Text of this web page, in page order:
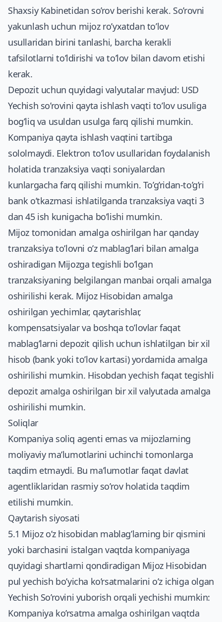
Shaxsiy Kabinetidan so’rov berishi kerak. So’rovni
yakunlash uchun mijoz ro’yxatdan to’lov
usullaridan birini tanlashi, barcha kerakli
tafsilotlarni to’ldirishi va to’lov bilan davom etishi
kerak.
Depozit uchun quyidagi valyutalar mavjud: USD
Yechish so’rovini qayta ishlash vaqti to’lov usuliga
bog’liq va usuldan usulga farq qilishi mumkin.
Kompaniya qayta ishlash vaqtini tartibga
sololmaydi. Elektron to’lov usullaridan foydalanish
holatida tranzaksiya vaqti soniyalardan
kunlargacha farq qilishi mumkin. To’g’ridan-to’g’ri
bank o’tkazmasi ishlatilganda tranzaksiya vaqti 3
dan 45 ish kunigacha bo’lishi mumkin.
Mijoz tomonidan amalga oshirilgan har qanday
tranzaksiya to’lovni o’z mablag’lari bilan amalga
oshiradigan Mijozga tegishli bo’lgan
tranzaksiyaning belgilangan manbai orqali amalga
oshirilishi kerak. Mijoz Hisobidan amalga
oshirilgan yechimlar, qaytarishlar,
kompensatsiyalar va boshqa to’lovlar faqat
mablag’larni depozit qilish uchun ishlatilgan bir xil
hisob (bank yoki to’lov kartasi) yordamida amalga
oshirilishi mumkin. Hisobdan yechish faqat tegishli
depozit amalga oshirilgan bir xil valyutada amalga
oshirilishi mumkin.
Soliqlar
Kompaniya soliq agenti emas va mijozlarning
moliyaviy ma’lumotlarini uchinchi tomonlarga
taqdim etmaydi. Bu ma’lumotlar faqat davlat
agentliklaridan rasmiy so’rov holatida taqdim
etilishi mumkin.
Qaytarish siyosati
5.1 Mijoz o’z hisobidan mablag’larning bir qismini
yoki barchasini istalgan vaqtda kompaniyaga
quyidagi shartlarni qondiradigan Mijoz Hisobidan
pul yechish bo’yicha ko’rsatmalarini o’z ichiga olgan
Yechish So’rovini yuborish orqali yechishi mumkin:
Kompaniya ko’rsatma amalga oshirilgan vaqtda